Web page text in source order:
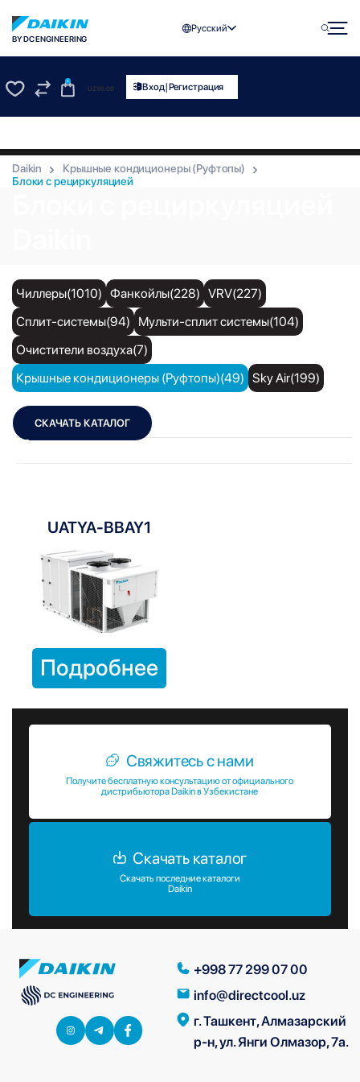
BY DC ENGINEERING
Русский
0
UZS0.00 Вход|Регистрация
Daikin
Крышные кондиционеры (Руфтопы)
Блоки с рециркуляцией
Чиллеры(1010) Фанкойлы(228) VRV(227)
Сплит-системы(94)
Мульти-сплит системы(104)
Очистители воздуха(7)
Крышные кондиционеры (Руфтопы)(49) Sky Air(199)
СКАЧАТЬ КАТАЛОГ
Показать фильтры
Показать:
UATYA-BBAY1
Подробнее
Свяжитесь с нами
Получите бесплатную консультацию от официального
дистрибьютора Daikin в Узбекистане
Скачать каталог
Скачать последние каталоги
Daikin
+998 77 299 07 00
info@directcool.uz
г. Ташкент, Алмазарский
р-н, ул. Янги Олмазор, 7а.